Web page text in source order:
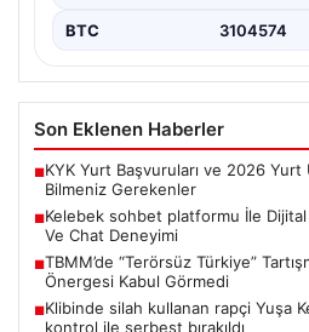
BTC 3104574
Son Eklenen Haberler
■KYK Yurt Başvuruları ve 2026 Yurt
Bilmeniz Gerekenler
■Kelebek sohbet platformu İle
Ve Chat Deneyimi
■TBMM’de “Terörsüz Türkiye”
Önergesi Kabul Görmedi
■Klibinde silah kullanan rapçi Yuşa
kontrol ile serbest bırakıldı